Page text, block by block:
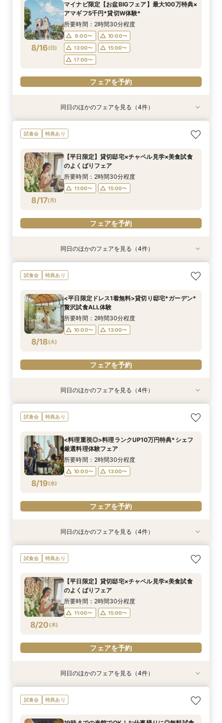
8/15(土 )
所要時間：2時間30分程度
13:00〜
15:00〜
17:00〜
フェアを予約
8/15(土 )
9:00〜
10:00〜
13:00〜
15:00〜
17:00〜
フェアを予約
8/15(土 )
9:00〜
10:00〜
13:00〜
15:00〜
17:00〜
フェアを予約
8/15(土 )
9:00〜
10:00〜
13:00〜
15:00〜
17:00〜
フェアを予約
8/16(日)
マイナビ限定【お盆BIGフェア】最大100万特典×
アマギフ5千円*貸切W体験*
所要時間：2時間30分程度
9:00〜
10:00〜
13:00〜
15:00〜
17:00〜
フェアを予約
特典あり
8/16(日 )
マイナビ限定【おもてなし重視派必見】国産牛×
オマール海老コース5品試食*アマギフ5千円進呈
所要時間：2時間30分程度
13:00〜
15:00〜
フェアを予約
特典あり
8/16(日 )
マイナビ限定＼初見学に◎／アマギフ5千円進呈*
挙式プレゼント&最大100万優待*
9:00〜
10:00〜
13:00〜
15:00〜
17:00〜
特典あり
8/16(日 )
【愛犬と叶える】リングドッグ相談会×1日1組貸
切体験フェア
9:00〜
10:00〜
13:00〜
15:00〜
17:00〜
特典あり
8/16(日 )
【少人数婚ご検討の方】5品無料試食×料理ラン
クアップ特典付*
9:00〜
10:00〜
13:00〜
15:00〜
17:00〜
同日のほかのフェアを見る（4件）
試食会 特典あり
8/17(月)
【平日限定】貸切邸宅×チャペル見学×美食試食
のよくばりフェア
所要時間：2時間30分程度
11:00〜 15:00〜
フェアを予約
特典あり
8/17(
19時までの来館でOK！お仕事帰りに◎無料試食
×見積もり相談会
17:00〜
18:00〜
19:00〜
8/17(
会費制ウェディング相談会｜気軽に、でもちゃん
と叶う結婚式
11:00〜 15:00〜
8/17(
【効率的に見学＆相談】60分フェア＊次回使え
る試食チケット付
11:00〜 15:00〜
特典あり
8/17(
【ご家族で叶える素敵なWeddingを】少人数W
相談会
11:00〜 15:00〜
同日のほかのフェアを見る（4件）
試食会 特典あり
8/18(火)
<平日限定ドレス1着無料>貸切り邸宅*ガーデン*
贅沢試食ALL体験
所要時間：2時間30分程度
10:00〜 13:00〜
フェアを予約
特典あり
8/18(火)
<料理重視◎>料理ランクUP10万円特典*シェフ
厳選料理体験フェア
10:00〜 13:00〜
8/18(火)
会費制ウェディング相談会｜気軽に、でもちゃん
と叶う結婚式
10:00〜 13:00〜
特典あり
8/18(火)
【ご家族で叶える素敵なWeddingを】少人数W
相談会
10:00〜 13:00〜
8/18(火)
【価格重視派◎】貸切邸宅ALL体験×見積り徹底
相談*最大100万特典
10:00〜 13:00〜
同日のほかのフェアを見る（4件）
試食会 特典あり
8/19(水)
<料理重視◎>料理ランクUP10万円特典*シェフ
厳選料理体験フェア
所要時間：2時間30分程度
10:00〜 13:00〜
フェアを予約
特典あり
8/19(水 )
<平日限定ドレス1着無料>貸切り邸宅*ガーデン*
贅沢試食ALL体験
10:00〜 13:00〜
8/19(水 )
会費制ウェディング相談会｜気軽に、でもちゃん
と叶う結婚式
10:00〜 13:00〜
特典あり
8/19(水 )
【ご家族で叶える素敵なWeddingを】少人数W
相談会
10:00〜 13:00〜
8/19(水 )
【価格重視派◎】貸切邸宅ALL体験×見積り徹底
相談*最大100万特典
10:00〜 13:00〜
同日のほかのフェアを見る（4件）
試食会 特典あり
8/20 (木)
【平日限定】貸切邸宅×チャペル見学×美食試食
のよくばりフェア
所要時間：2時間30分程度
11:00〜 15:00〜
フェアを予約
特典あり
19時までの来館でOK！お仕事帰りに◎無料試食
×見積もり相談会
会費制ウェディング相談会｜気軽に、でもちゃん
と叶う結婚式
【効率的に見学＆相談】60分フェア＊次回使え
る試食チケット付
特典あり
【ご家族で叶える素敵なWeddingを】少人数W
相談会
同日のほかのフェアを見る（4件）
試食会 特典あり